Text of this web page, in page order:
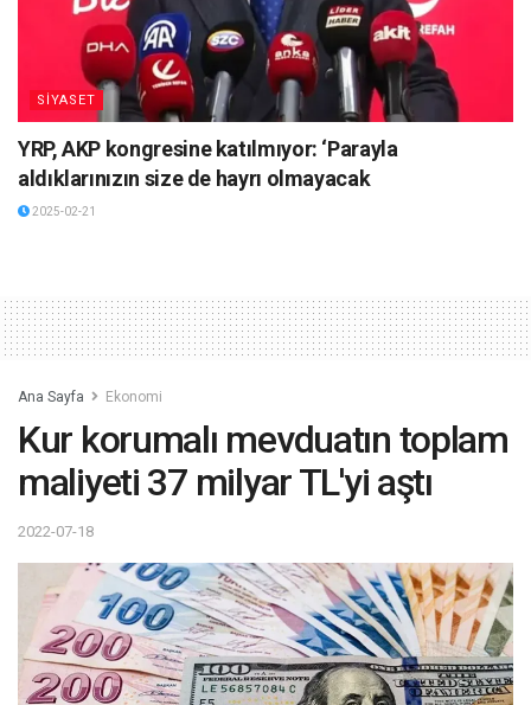
SİYASET
YRP, AKP kongresine katılmıyor: ‘Parayla
aldıklarınızın size de hayrı olmayacak
2025-02-21
Ana Sayfa Ekonomi
Kur korumalı mevduatın toplam
maliyeti 37 milyar TL'yi aştı
2022-07-18